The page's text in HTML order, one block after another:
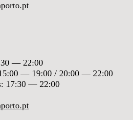
— 22:00
— 19:00 / 20:00 — 22:00
17:30 — 22:00